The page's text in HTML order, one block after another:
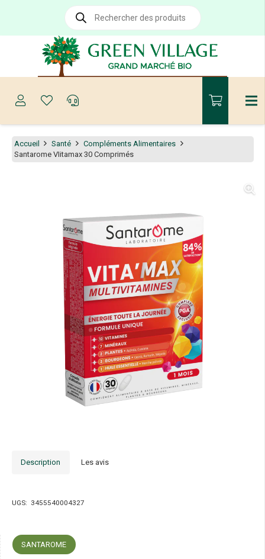
Recherche
produits
Accueil Santé
Compléments Alimentaires
Santarome VIitamax 30 Comprimés
Description Les avis
UGS: 3455540004327
SANTAROME